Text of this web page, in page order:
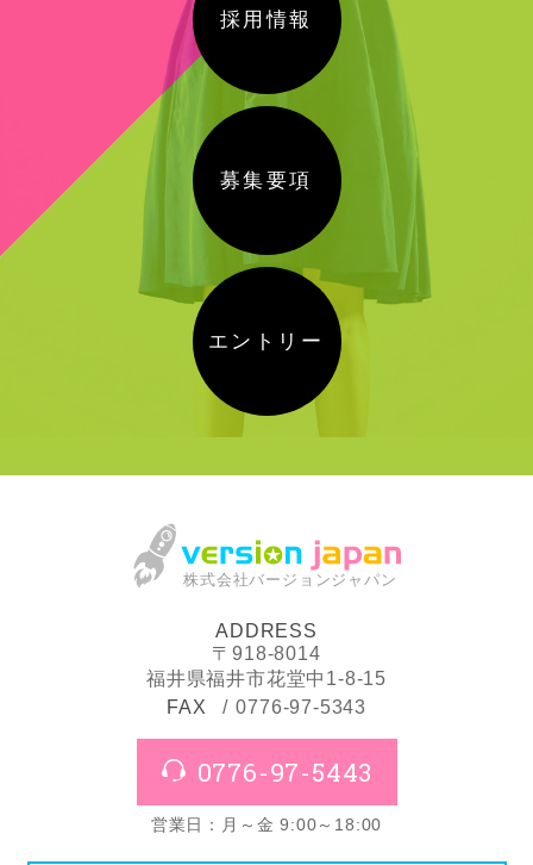
採用情報
募集要項
エントリー
株式会社バージョンジャパン
ADDRESS
〒918-8014
福井県福井市花堂中1-8-15
FAX
0776-97-5343
0776-97-5443
営業日：月～金 9:00～18:00